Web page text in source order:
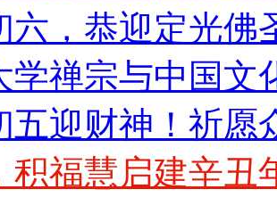
六，恭迎定光佛
学禅宗与中国文
五迎财神！祈愿
积福慧启建辛丑